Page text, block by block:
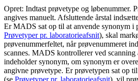
Opret: Indtast prøvetype og løbenummer.
angives manuelt. Afsluttende årstal
Er MADS sat op til at anvende synonym i
Prøvetyper pr. laboratorieafsnit), skal
prøvenummerfeltet, når prøvenummeret
scannes. MADS kontrollerer ved scanning
indeholder synonym, om synonym er
angivne prøvetype. Er prøvetypen sat op